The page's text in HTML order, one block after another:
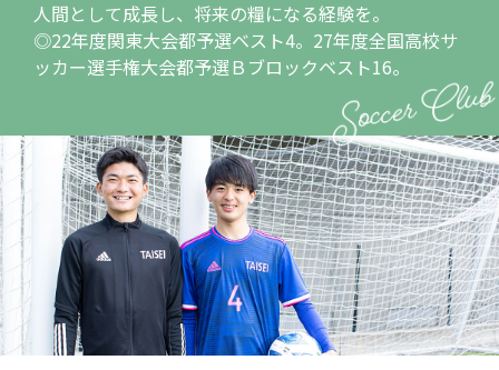
人間として成長し、将来の糧になる経験を。
◎22年度関東大会都予選ベスト4。27年度全国高校サ
ッカー選手権大会都予選Ｂブロックベスト16。